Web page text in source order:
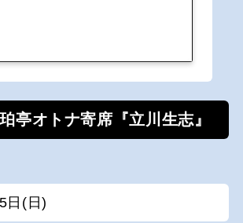
亭オトナ寄席『立川生志』
日(日)